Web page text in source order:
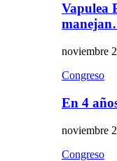
Vapulea
noviembre
Congreso
En 4
noviembre
Congreso